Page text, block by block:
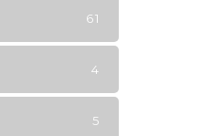
61
4
5